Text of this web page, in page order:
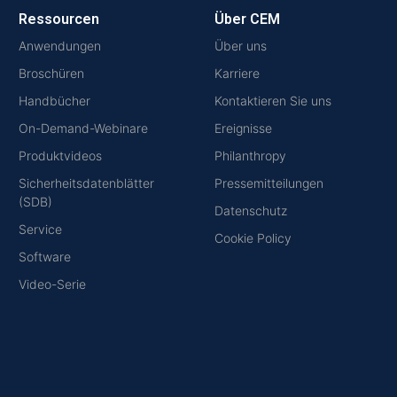
Ressourcen
Anwendungen
Broschüren
Handbücher
On-Demand-Webinare
Produktvideos
Sicherheitsdatenblätter
(SDB)
Service
Software
Video-Serie
Über CEM
Über uns
Karriere
Kontaktieren Sie uns
Ereignisse
Philanthropy
Pressemitteilungen
Datenschutz
Cookie Policy